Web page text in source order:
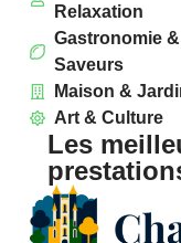
Relaxation
Gastronomie &
Saveurs
Maison &
Art & Culture
Les